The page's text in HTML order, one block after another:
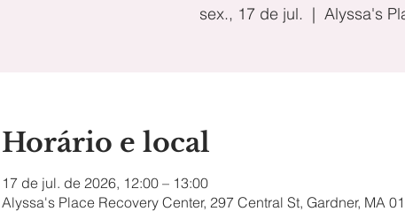
sex., 17 de jul.
  |
Alyssa's
Horário e local
17 de jul. de 2026, 12:00 – 13:00
Alyssa's Place Recovery Center, 297 Central St, Gardner, MA